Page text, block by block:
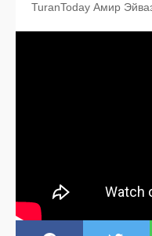
TuranToday Амир